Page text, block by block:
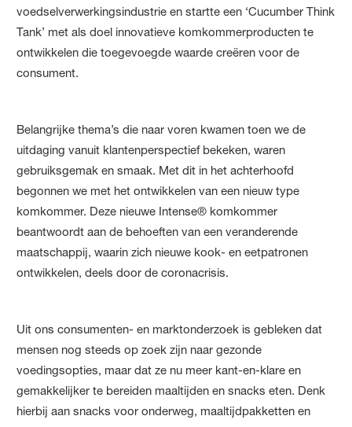
voedselverwerkingsindustrie en startte een ‘Cucumber Think
Tank’ met als doel innovatieve komkommerproducten te
ontwikkelen die toegevoegde waarde creëren voor de
consument.
Belangrijke thema’s die naar voren kwamen toen we de
uitdaging vanuit klantenperspectief bekeken, waren
gebruiksgemak en smaak. Met dit in het achterhoofd
begonnen we met het ontwikkelen van een nieuw type
komkommer. Deze nieuwe Intense® komkommer
beantwoordt aan de behoeften van een veranderende
maatschappij, waarin zich nieuwe kook- en eetpatronen
ontwikkelen, deels door de coronacrisis.
Uit ons consumenten- en marktonderzoek is gebleken dat
mensen nog steeds op zoek zijn naar gezonde
voedingsopties, maar dat ze nu meer kant-en-klare en
gemakkelijker te bereiden maaltijden en snacks eten. Denk
hierbij aan snacks voor onderweg, maaltijdpakketten en